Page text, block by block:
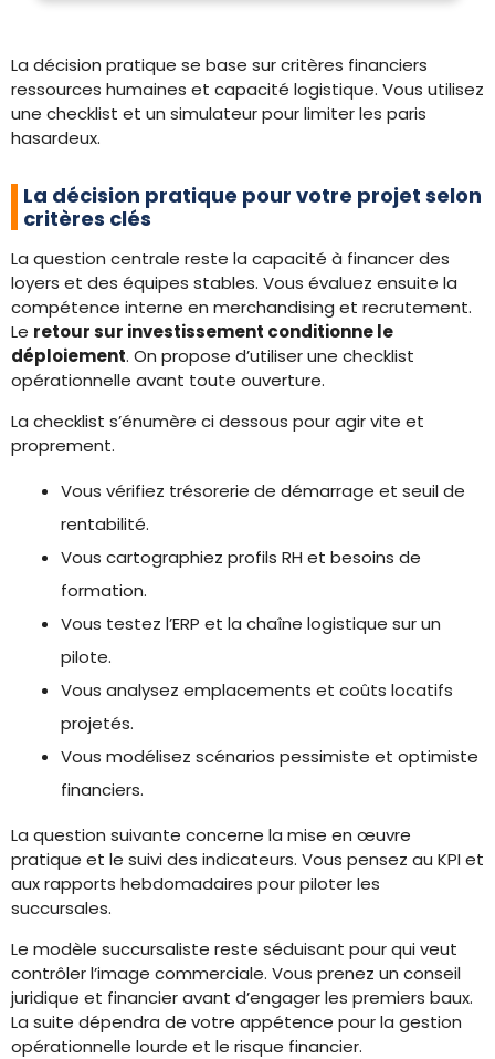
La décision pratique se base sur critères financiers
ressources humaines et capacité logistique. Vous utilisez
une checklist et un simulateur pour limiter les paris
hasardeux.
La décision pratique pour votre projet selon
critères clés
La question centrale reste la capacité à financer des
loyers et des équipes stables. Vous évaluez ensuite la
compétence interne en merchandising et recrutement.
Le retour sur investissement conditionne le
déploiement. On propose d’utiliser une checklist
opérationnelle avant toute ouverture.
La checklist s’énumère ci dessous pour agir vite et
proprement.
Vous vérifiez trésorerie de démarrage et seuil de
rentabilité.
Vous cartographiez profils RH et besoins de
formation.
Vous testez l’ERP et la chaîne logistique sur un
pilote.
Vous analysez emplacements et coûts locatifs
projetés.
Vous modélisez scénarios pessimiste et optimiste
financiers.
La question suivante concerne la mise en œuvre
pratique et le suivi des indicateurs. Vous pensez au KPI et
aux rapports hebdomadaires pour piloter les
succursales.
Le modèle succursaliste reste séduisant pour qui veut
contrôler l’image commerciale. Vous prenez un conseil
juridique et financier avant d’engager les premiers baux.
La suite dépendra de votre appétence pour la gestion
opérationnelle lourde et le risque financier.